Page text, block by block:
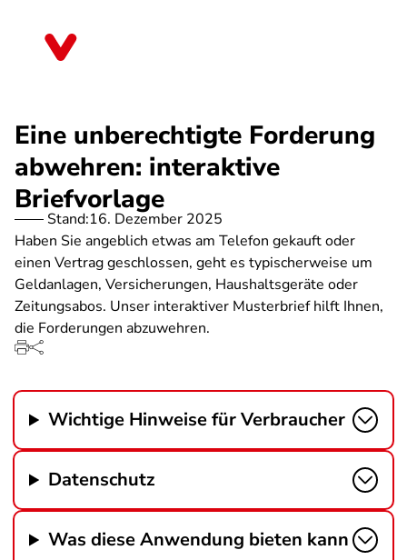
Eine unberechtigte Forderung
abwehren: interaktive
Briefvorlage
Stand:16. Dezember 2025
Haben Sie angeblich etwas am Telefon gekauft oder
einen Vertrag geschlossen, geht es typischerweise um
Geldanlagen, Versicherungen, Haushaltsgeräte oder
Zeitungsabos. Unser interaktiver Musterbrief hilft Ihnen,
die Forderungen abzuwehren.
Wichtige Hinweise für Verbraucher
Datenschutz
Was diese Anwendung bieten kann